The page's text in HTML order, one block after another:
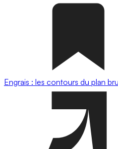
Engrais : les contours du plan